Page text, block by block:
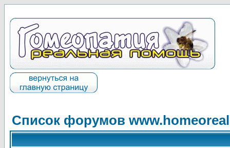
Список форумов